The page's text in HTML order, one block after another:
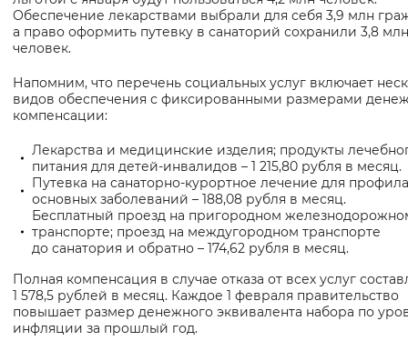
Обеспечение лекарствами выбрали для себя 3,9 млн
а право оформить путевку в санаторий сохранили 3,8 млн
человек.
Напомним, что перечень социальных услуг включает
видов обеспечения с фиксированными размерами
компенсации:
Лекарства и медицинские изделия; продукты
питания для детей-инвалидов – 1 215,80 рубля в месяц.
Путевка на санаторно-курортное лечение для
основных заболеваний – 188,08 рубля в месяц.
Бесплатный проезд на пригородном
транспорте; проезд на междугородном транспорте
до санатория и обратно – 174,62 рубля в месяц.
Полная компенсация в случае отказа от всех услуг
1 578,5 рублей в месяц. Каждое 1 февраля правительство
повышает размер денежного эквивалента набора по
инфляции за прошлый год.